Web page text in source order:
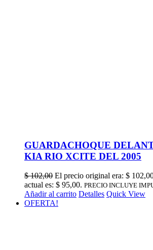
GUARDACHOQUE
KIA RIO XCITE DEL 2005
$102,00 El precio original era: $
actual es: $ 95,00. PRECIO INCLUYE
Añadir al carrito Detalles Quick View
OFERTA!